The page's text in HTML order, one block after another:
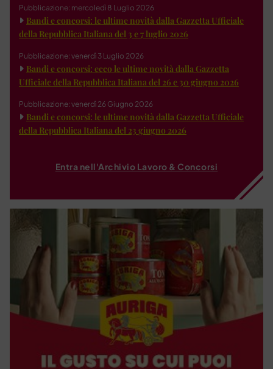
Pubblicazione: mercoledì 8 Luglio 2026
Bandi e concorsi: le ultime novità dalla Gazzetta Ufficiale
della Repubblica Italiana del 3 e 7 luglio 2026
Pubblicazione: venerdì 3 Luglio 2026
Bandi e concorsi: ecco le ultime novità dalla Gazzetta
Ufficiale della Repubblica Italiana del 26 e 30 giugno 2026
Pubblicazione: venerdì 26 Giugno 2026
Bandi e concorsi: le ultime novità dalla Gazzetta Ufficiale
della Repubblica Italiana del 23 giugno 2026
Entra nell'Archivio Lavoro & Concorsi